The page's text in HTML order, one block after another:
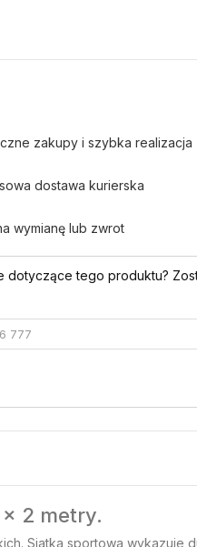
zakupy i szybka realizacja
dostawa kurierska
wymianę lub zwrot
dotyczące tego produktu?
x 2 metry.
Siatka sportowa wykazuje